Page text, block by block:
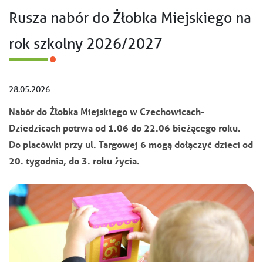
Rusza nabór do Żłobka Miejskiego na
rok szkolny 2026/2027
28.05.2026
Nabór do Żłobka Miejskiego w Czechowicach-
Dziedzicach potrwa od 1.06 do 22.06 bieżącego roku.
Do placówki przy ul. Targowej 6 mogą dołączyć dzieci od
20. tygodnia, do 3. roku życia.